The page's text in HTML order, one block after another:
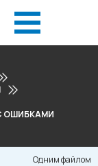
Одним файлом